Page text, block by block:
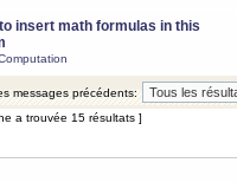
insert math formulas in this
messages précédents:
a trouvée 15 résultats ]